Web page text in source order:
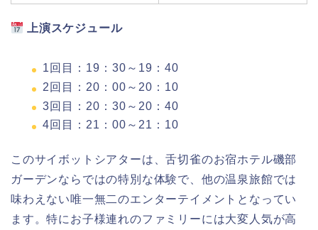
上演スケジュール
1回目：19：30～19：40
2回目：20：00～20：10
3回目：20：30～20：40
4回目：21：00～21：10
このサイボットシアターは、舌切雀のお宿ホテル磯部
ガーデンならではの特別な体験で、他の温泉旅館では
味わえない唯一無二のエンターテイメントとなってい
ます。特にお子様連れのファミリーには大変人気が高